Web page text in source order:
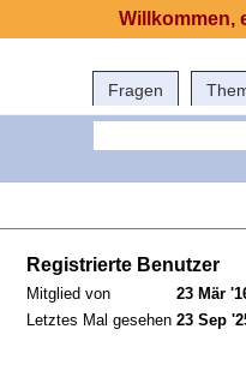
Fragen
Registrierte Benutzer
Mitglied von
23 Mär
Letztes Mal gesehen 23 Sep
Willkommen,